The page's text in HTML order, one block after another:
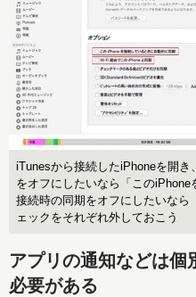
iTunesから接続したiPhoneを開き
をオフにしたいなら「このiPhone
接続時の同期をオフにしたいなら
ェックをそれぞれ外しておこう
アプリの通知などは個
必要がある